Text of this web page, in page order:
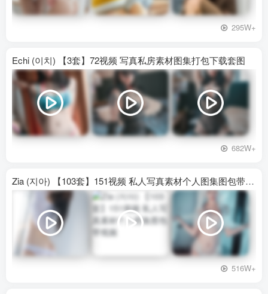
295W+
Echi (이치) 【3套】72视频 写真私房素材图集打包下载套图
682W+
Zia (지아) 【103套】151视频 私人写真素材个人图集图包带视频
516W+